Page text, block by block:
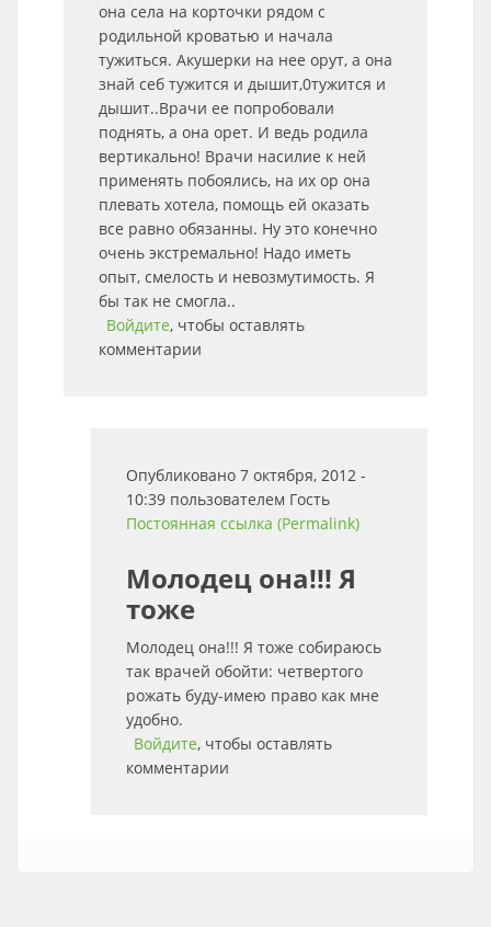
она села на корточки рядом с
родильной кроватью и начала
тужиться. Акушерки на нее орут, а она
знай себ тужится и дышит,0тужится и
дышит..Врачи ее попробовали
поднять, а она орет. И ведь родила
вертикально! Врачи насилие к ней
применять побоялись, на их ор она
плевать хотела, помощь ей оказать
все равно обязанны. Ну это конечно
очень экстремально! Надо иметь
опыт, смелость и невозмутимость. Я
бы так не смогла..
Войдите, чтобы оставлять
комментарии
Опубликовано 7 октября, 2012 -
10:39 пользователем Гость
Постоянная ссылка (Permalink)
Молодец она!!! Я
тоже
Молодец она!!! Я тоже собираюсь
так врачей обойти: четвертого
рожать буду-имею право как мне
удобно.
Войдите, чтобы оставлять
комментарии